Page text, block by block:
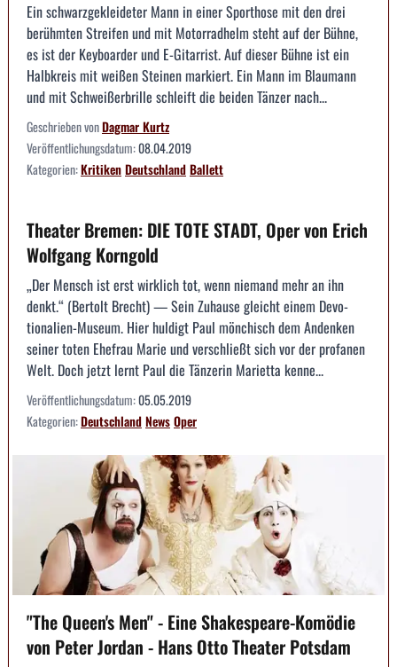
Ein schwarzgekleideter Mann in einer Sporthose mit den drei
berühmten Streifen und mit Motorradhelm steht auf der Bühne,
es ist der Keyboarder und E-Gitarrist. Auf dieser Bühne ist ein
Halbkreis mit weißen Steinen markiert. Ein Mann im Blaumann
und mit Schweißerbrille schleift die beiden Tänzer nach...
Geschrieben vonDagmar Kurtz
Veröffentlichungsdatum:08.04.2019
Kategorien:KritikenDeutschlandBallett
Theater Bremen: DIE TOTE STADT, Oper von Erich
Wolfgang Korngold
„Der Mensch ist erst wirklich tot, wenn niemand mehr an ihn
denkt.“ (Bertolt Brecht) — Sein Zuhause gleicht einem Devo­
tionalien-Museum. Hier huldigt Paul mönchisch dem Anden­ken
seiner toten Ehefrau Marie und verschließt sich vor der profanen
Welt. Doch jetzt lernt Paul die Tänzerin Mariet­ta kenne...
Veröffentlichungsdatum:05.05.2019
Kategorien:DeutschlandNewsOper
"The Queen's Men" - Eine Shakespeare-Komödie
von Peter Jordan - Hans Otto Theater Potsdam